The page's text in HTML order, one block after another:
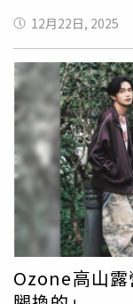
紙，硬把耳朵撐
靈。」而祖安的
出國時，他說：
佳辰、 煥鈞和祖安
長期高壓、繁忙
示，成員們盡早完
大家見面。子翔說
後合體再出發。
可以成為同學，
該經歷的事。」負
他說：「即使自
們，這段時間我
Ozone舉辦「浪
新歌〈浪漫主意
絲的支持，因此在
每位成員私下不可
辰五官擠在一起
把頭、文廷如動物
戴著網狀假髮頭套
「這些是絕對不
誕派對』限定款
Ozone回到後台，
片，剪輯他們出
「聲」，親口傳
支持，Ozone才有
更久更遠；
12月22日, 2025
Ozone高山